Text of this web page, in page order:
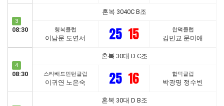
3
08:30
혼복 3040C B조
행복클럽
이남문 도연서 25 15 합덕클럽
김민교 문미애
4
08:30
혼복 30대 D C조
스타배드민턴클럽
이귀연 노은숙 25 16 합덕클럽
박광명 정수빈
혼복 30대 D B조